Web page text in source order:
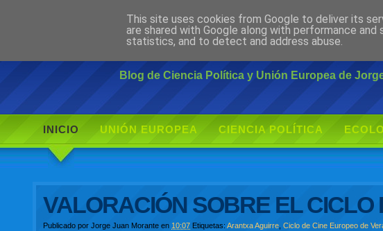
Ciudadano
Blog de Ciencia Política y Unión Europea de
INICIO UNIÓN EUROPEA CIENCIA POLÍTICA
VALORACIÓN SOBRE EL CICLO
Publicado porJorge Juan Morante en 10:07 Etiquetas:Arantxa Aguirre ,Ciclo de Cine Europeo de
This site uses cookies from Google to deliver its
are shared with Google along with performance
statistics, and to detect and address abuse.